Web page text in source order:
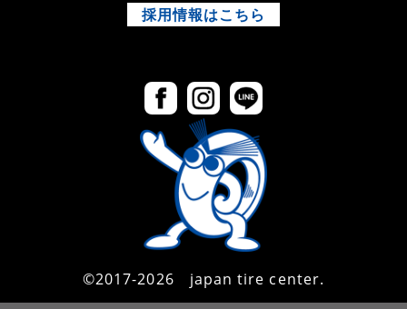
採用情報はこちら
©2017-2026 japan tire center.